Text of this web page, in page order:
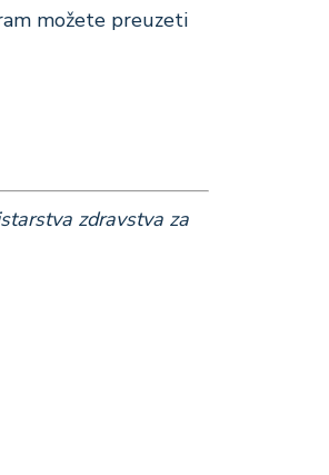
možete preuzeti
zdravstva za